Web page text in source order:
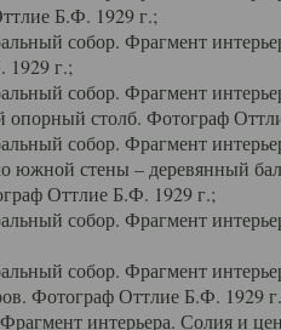
Б.Ф. 1929 г.;
собор. Фрагмент
г.;
собор. Фрагмент
опорный столб. Фотограф
собор. Фрагмент
южной стены – деревянный
Оттлие Б.Ф. 1929 г.;
собор. Фрагмент
собор. Фрагмент
Фотограф Оттлие Б.Ф. 1929
интерьера. Солия и